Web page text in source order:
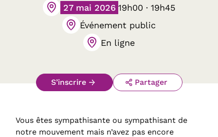
27 mai 2026 19h00 · 19h45
Événement public
En ligne
S’inscrire Partager
Vous êtes sympathisante ou sympathisant de
notre mouvement mais n’avez pas encore